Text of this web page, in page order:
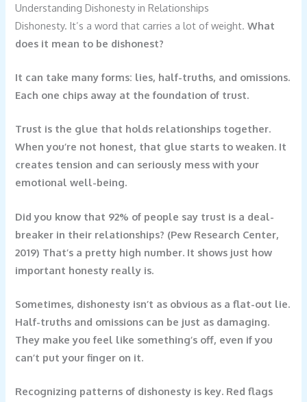
Understanding Dishonesty in Relationships
Dishonesty. It’s a word that carries a lot of weight.What
does it mean to be dishonest?
It can take many forms: lies, half-truths, and omissions.
Each one chips away at the foundation of trust.
Trust is the glue that holds relationships together.
When you’re not honest, that glue starts to weaken. It
creates tension and can seriously mess with your
emotional well-being.
Did you know that 92% of people say trust is a deal-
breaker in their relationships? (Pew Research Center,
2019) That’s a pretty high number. It shows just how
important honesty really is.
Sometimes, dishonesty isn’t as obvious as a flat-out lie.
Half-truths and omissions can be just as damaging.
They make you feel like something’s off, even if you
can’t put your finger on it.
Recognizing patterns of dishonesty is key. Red flags